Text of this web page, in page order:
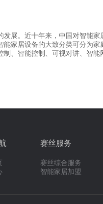
发展。近十年来，中国对智能
家居设备的大致分类可分为
、智能控制、可视对讲、智能
赛丝服务
赛丝综合服务
智能家居加盟